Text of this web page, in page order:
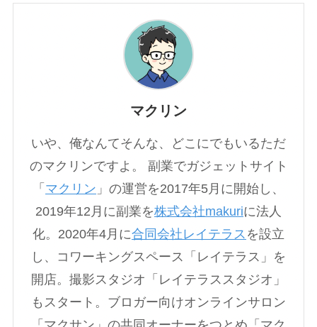
マクリン
いや、俺なんてそんな、どこにでもいるただ
のマクリンですよ。 副業でガジェットサイト
「 マクリン 」の運営を2017年5月に開始し、
2019年12月に副業を株式会社makuriに法人
化。2020年4月に合同会社レイテラス を設立
し、コワーキングスペース「レイテラス」を
開店。撮影スタジオ「レイテラススタジオ」
もスタート。ブロガー向けオンラインサロン